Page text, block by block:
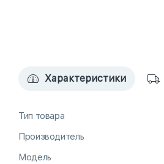
Характеристики
Тип товара
Производитель
Модель